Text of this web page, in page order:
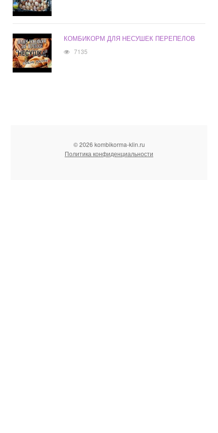
КОМБИКОРМ ДЛЯ НЕСУШЕК ПЕРЕПЕЛОВ
7135
© 2026 kombikorma-klin.ru
Политика конфиденциальности